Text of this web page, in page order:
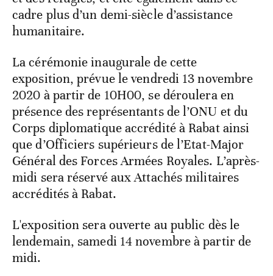
cadre plus d’un demi-siècle d’assistance
humanitaire.
La cérémonie inaugurale de cette
exposition, prévue le vendredi 13 novembre
2020 à partir de 10H00, se déroulera en
présence des représentants de l’ONU et du
Corps diplomatique accrédité à Rabat ainsi
que d’Officiers supérieurs de l’Etat-Major
Général des Forces Armées Royales. L’après-
midi sera réservé aux Attachés militaires
accrédités à Rabat.
L'exposition sera ouverte au public dès le
lendemain, samedi 14 novembre à partir de
midi.